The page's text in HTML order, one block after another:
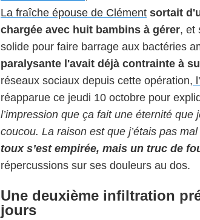
La fraîche épouse de Clément sortait
chargée avec huit bambins à gérer, et
solide pour faire barrage aux bactéries
paralysante l'avait déjà contrainte à
réseaux sociaux depuis cette opération,
réapparue ce jeudi 10 octobre pour
l’impression que ça fait une éternité
coucou. La raison est que j’étais pas
toux s’est empirée, mais un truc de
répercussions sur ses douleurs au dos.
Une deuxième infiltration
jours